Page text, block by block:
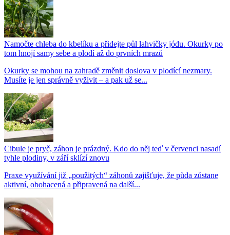
Namočte chleba do kbelíku a přidejte půl lahvičky jódu. Okurky po
tom hnojí samy sebe a plodí až do prvních mrazů
Okurky se mohou na zahradě změnit doslova v plodící nezmary.
Musíte je jen správně vyživit – a pak už se...
Cibule je pryč, záhon je prázdný. Kdo do něj teď v červenci nasadí
tyhle plodiny, v září sklízí znovu
Praxe využívání již „použitých“ záhonů zajišťuje, že půda zůstane
aktivní, obohacená a připravená na další...